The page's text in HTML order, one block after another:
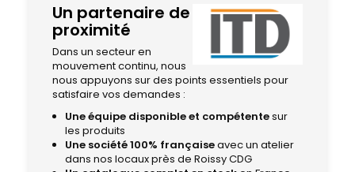
Un partenaire de
proximité
Dans un secteur en
mouvement continu, nous
nous appuyons sur des points essentiels pour
satisfaire vos demandes :
Une équipe disponible et compétentesur
les produits
Une société 100% françaiseavec un atelier
dans nos locaux près de Roissy CDG